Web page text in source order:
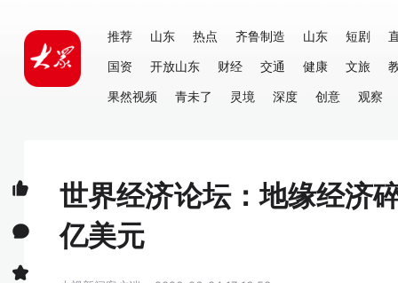
推荐 山东 热点 齐鲁制造 山东 短剧
国资
开放山东 财经 交通 健康 文旅
果然视频
青未了 灵境 深度 创意 观察
世界经济论坛：地缘经济
亿美元